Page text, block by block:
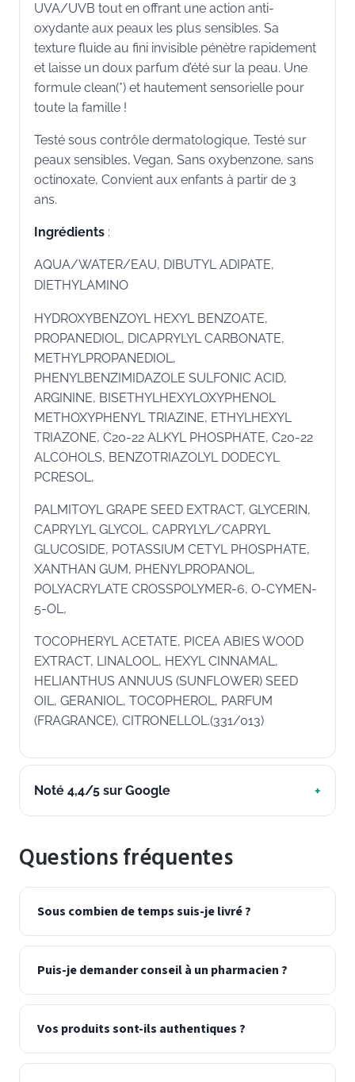
UVA/UVB tout en offrant une action anti-
oxydante aux peaux les plus sensibles. Sa
texture fluide au fini invisible pénètre rapidement
et laisse un doux parfum d’été sur la peau. Une
formule clean(*) et hautement sensorielle pour
toute la famille !
Testé sous contrôle dermatologique, Testé sur
peaux sensibles, Vegan, Sans oxybenzone, sans
octinoxate, Convient aux enfants à partir de 3
ans.
Ingrédients :
AQUA/WATER/EAU, DIBUTYL ADIPATE,
DIETHYLAMINO
HYDROXYBENZOYL HEXYL BENZOATE,
PROPANEDIOL, DICAPRYLYL CARBONATE,
METHYLPROPANEDIOL,
PHENYLBENZIMIDAZOLE SULFONIC ACID,
ARGININE, BISETHYLHEXYLOXYPHENOL
METHOXYPHENYL TRIAZINE, ETHYLHEXYL
TRIAZONE, C20-22 ALKYL PHOSPHATE, C20-22
ALCOHOLS, BENZOTRIAZOLYL DODECYL
PCRESOL,
PALMITOYL GRAPE SEED EXTRACT, GLYCERIN,
CAPRYLYL GLYCOL, CAPRYLYL/CAPRYL
GLUCOSIDE, POTASSIUM CETYL PHOSPHATE,
XANTHAN GUM, PHENYLPROPANOL,
POLYACRYLATE CROSSPOLYMER-6, O-CYMEN-
5-OL,
TOCOPHERYL ACETATE, PICEA ABIES WOOD
EXTRACT, LINALOOL, HEXYL CINNAMAL,
HELIANTHUS ANNUUS (SUNFLOWER) SEED
OIL, GERANIOL, TOCOPHEROL, PARFUM
(FRAGRANCE), CITRONELLOL.(331/013)
Noté 4,4/5 sur Google
Questions fréquentes
Sous combien de temps suis-je livré ?
Puis-je demander conseil à un pharmacien ?
Vos produits sont-ils authentiques ?